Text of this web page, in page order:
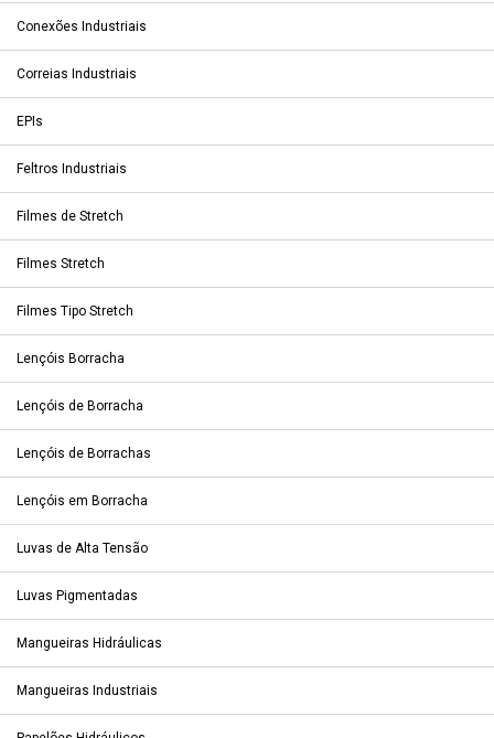
Conexões Industriais
Correias Industriais
EPIs
Feltros Industriais
Filmes de Stretch
Filmes Stretch
Filmes Tipo Stretch
Lençóis Borracha
Lençóis de Borracha
Lençóis de Borrachas
Lençóis em Borracha
Luvas de Alta Tensão
Luvas Pigmentadas
Mangueiras Hidráulicas
Mangueiras Industriais